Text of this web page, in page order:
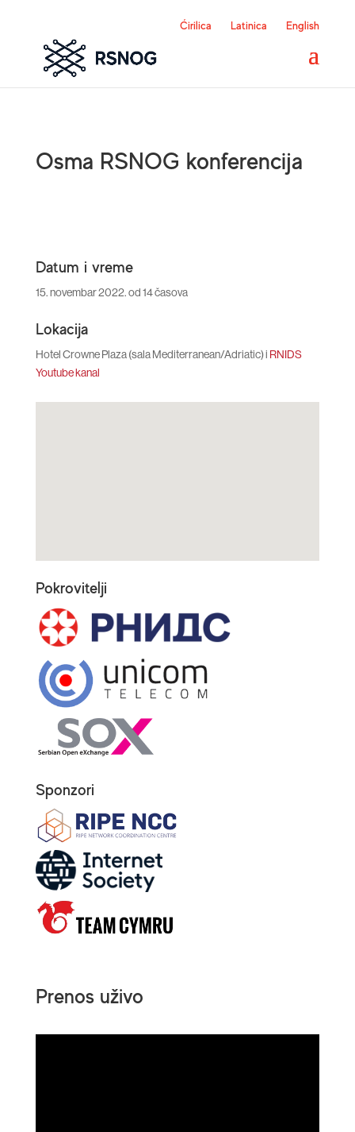
Ćirilica Latinica English
Osma RSNOG konferencija
Datum i vreme
15. novembar 2022. od 14 časova
Lokacija
Hotel Crowne Plaza (sala Mediterranean/Adriatic) i RNIDS
Youtube kanal
Pokrovitelji
Sponzori
Prenos uživo